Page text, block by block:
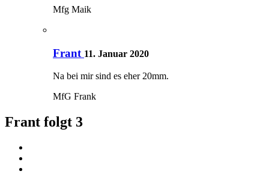
Mfg Maik
Frant 11. Januar 2020
Na bei mir sind es eher 20mm.
MfG Frank
Frant folgt 3